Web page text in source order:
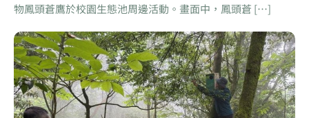
物鳳頭蒼鷹於校園生態池周邊活動。畫面中，鳳頭蒼 […]